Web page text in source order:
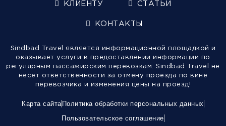
КЛИЕНТУ СТАТЬИ
КОНТАКТЫ
Sindbad Travel является информационной площадкой и
оказывает услуги в предоставлении информации по
регулярным пассажирским перевозкам. Sindbad Travel не
несет ответственности за отмену проезда по вине
перевозчика и изменения цены на проезд!
Карта сайта Политика обработки персональных данных
Пользовательское соглашение